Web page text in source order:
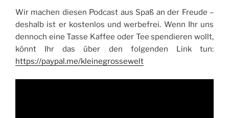
Wir machen diesen Podcast aus Spaß an der Freude –
deshalb ist er kostenlos und werbefrei. Wenn Ihr uns
dennoch eine Tasse Kaffee oder Tee spendieren wollt,
könnt Ihr das über den folgenden Link tun:
https://paypal.me/kleinegrossewelt